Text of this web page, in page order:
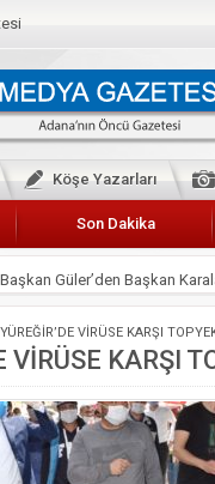
Köşe Yazarları
Son Dakika
Başkan Güler’den Başkan
Lokantacılar ve Kebapçılar
Hak-İş Abdurrahman Yücel
HDP İL BİNASININ ÖNÜNDE
CEYHAN TİCARET ODASI
Hainler emellerine asla
YÜREĞİR’DE VİRÜSE KARŞI
VİRÜSE KARŞI